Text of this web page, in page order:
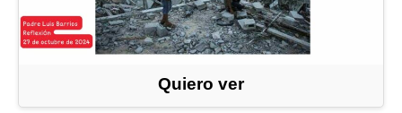
Quiero ver